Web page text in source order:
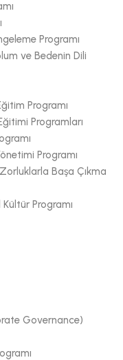
Programı
ve Bedenin Dili
Programı
Programları
Programı
Başa Çıkma
Programı
Governance)